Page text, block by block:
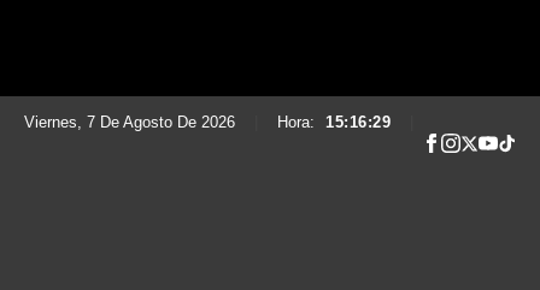
Viernes, 7 De Agosto De 2026 Hora: 15:16:30